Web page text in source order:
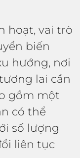
hoạt, vai trò
biến
hướng, nơi
lai cần
gồm một
có thể
số lượng
liên tục